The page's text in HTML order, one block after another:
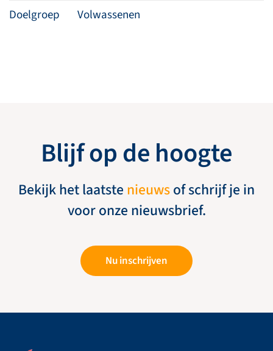
Doelgroep
Volwassenen
Blijf op de hoogte
Bekijk het laatste nieuwsof schrijf je in
voor onze nieuwsbrief.
Nu inschrijven